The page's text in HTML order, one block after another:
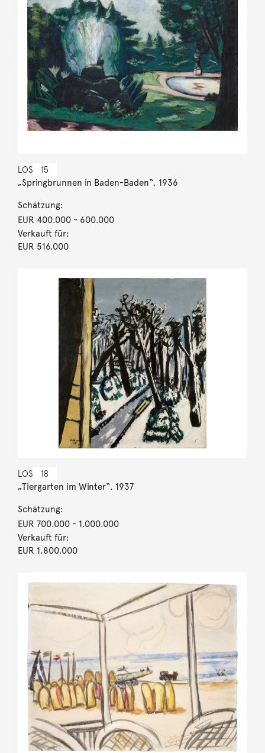
LOS 15
„Springbrunnen in Baden-Baden“. 1936
Schätzung:
EUR 400.000- 600.000
Verkauft für:
EUR 516.000
LOS 18
„Tiergarten im Winter“. 1937
Schätzung:
EUR 700.000- 1.000.000
Verkauft für:
EUR 1.800.000